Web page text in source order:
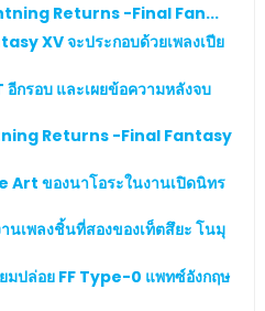
Returns -Final Fan...
XV จะประกอบด้วยเพลงเปีย
อีกรอบ และเผยข้อความหลังจบ
Returns -Final Fantasy
Art ของนาโอระในงานเปิดนิทร
นเพลงชิ้นที่สองของเท็ตสึยะ โนมุ
ปล่อย FF Type-0 แพทซ์อังกฤษ